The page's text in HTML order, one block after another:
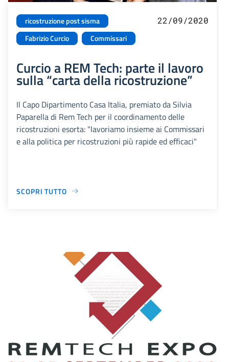
ricostruzione post sisma
Fabrizio Curcio
Commissari
22/09/2020
Curcio a REM Tech: parte il lavoro
sulla “carta della ricostruzione”
Il Capo Dipartimento Casa Italia, premiato da Silvia
Paparella di Rem Tech per il coordinamento delle
ricostruzioni esorta: "lavoriamo insieme ai Commissari
e alla politica per ricostruzioni più rapide ed efficaci"
SCOPRI TUTTO